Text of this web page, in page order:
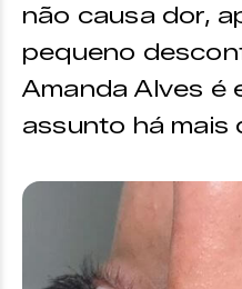
não causa dor,
pequeno
Amanda Alves é
assunto há mais